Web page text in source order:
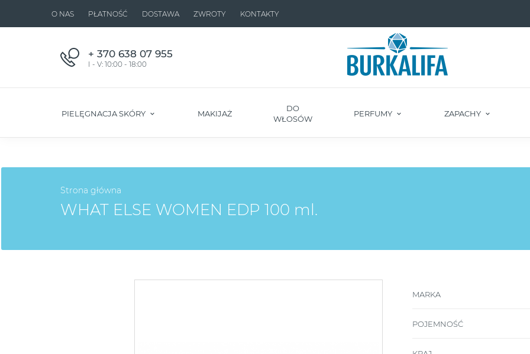
O NAS PŁATNOŚĆ DOSTAWA ZWROTY KONTAKTY
+ 370 638 07 955
I - V: 10:00 - 18:00
PIELĘGNACJA SKÓRY MAKIJAŻ
DO
WŁOSÓW
PERFUMY ZAPACHY
Strona główna
WHAT ELSE WOMEN EDP 100 ml.
MARKA
POJEMNOŚĆ